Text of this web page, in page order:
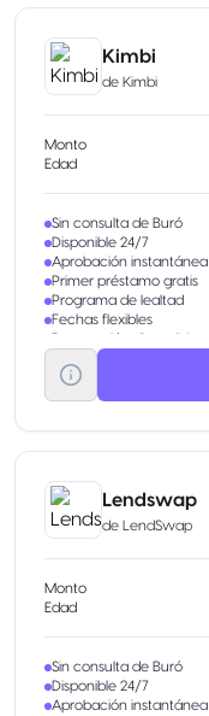
Kimbi
de Kimbi
Monto
Edad
Sin consulta de Buró
Disponible 24/7
Aprobación instantánea
Primer préstamo gratis
Programa de lealtad
Fechas flexibles
Renovación disponible
Lendswap
de LendSwap
Monto
Edad
Sin consulta de Buró
Disponible 24/7
Aprobación instantánea